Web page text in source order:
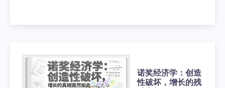
诺奖经济学：创造
性破坏，增长的残